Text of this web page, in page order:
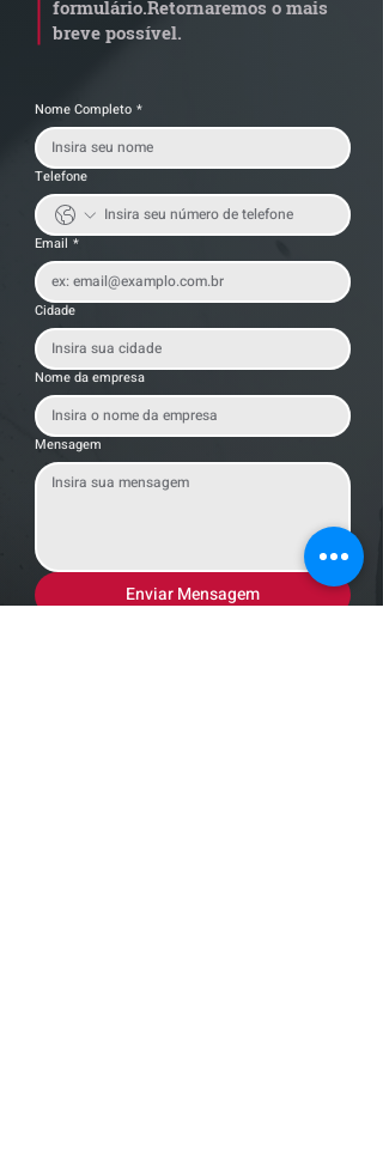
formulário.Retornaremos o mais
breve possível.
Nome Completo *
Telefone
Email *
Cidade
Nome da empresa
Mensagem
Enviar Mensagem